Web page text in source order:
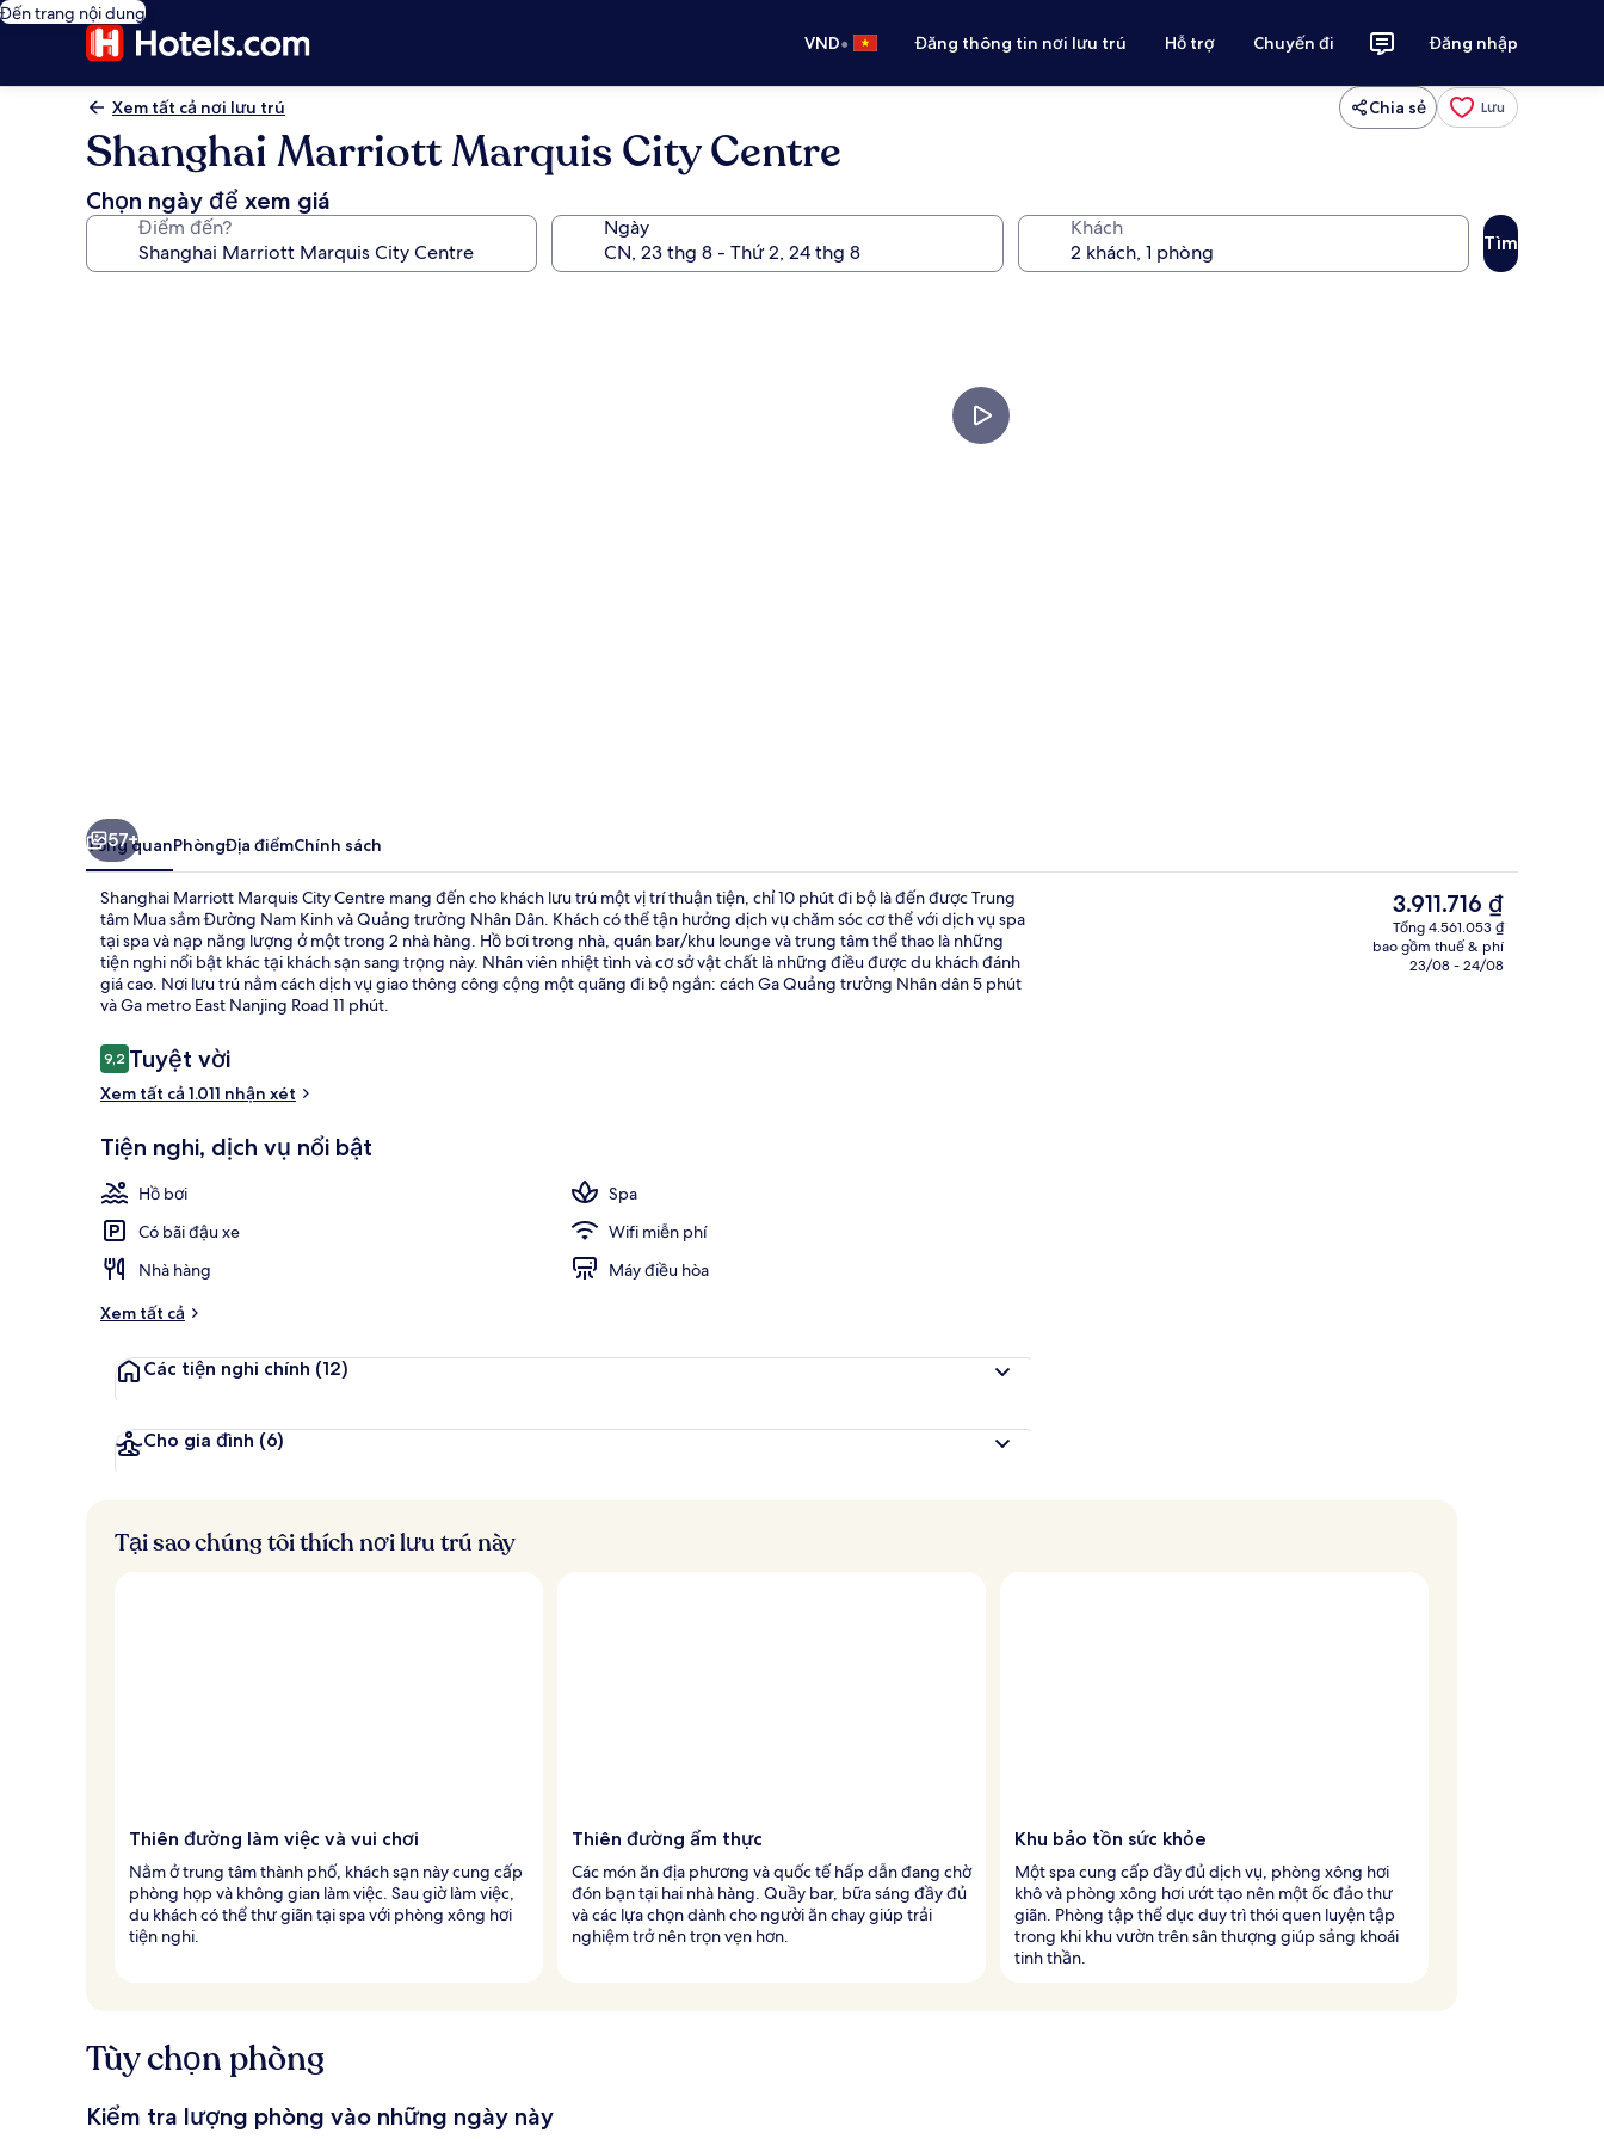
Đến trang nội dung
VND• Đăng thông tin nơi lưu trú Hỗ trợ Chuyến đi Đăng nhập
Xem tất cả nơi lưu trú Chia sẻ Lưu
Shanghai Marriott Marquis City Centre
Chọn ngày để xem giá
Điểm đến? Ngày Khách
Tìm
Hồ bơi trong nhà Chăn bông, minibar, két bảo mật tại
57+
Tổng quanPhòngĐịa điểmChính sách
Shanghai Marriott Marquis City Centre mang đến cho khách lưu trú một vị trí thuận tiện, chỉ 10 phút đi bộ là đến được Trung
tâm Mua sắm Đường Nam Kinh và Quảng trường Nhân Dân. Khách có thể tận hưởng dịch vụ chăm sóc cơ thể với dịch vụ spa
tại spa và nạp năng lượng ở một trong 2 nhà hàng. Hồ bơi trong nhà, quán bar/khu lounge và trung tâm thể thao là những
tiện nghi nổi bật khác tại khách sạn sang trọng này. Nhân viên nhiệt tình và cơ sở vật chất là những điều được du khách đánh
giá cao. Nơi lưu trú nằm cách dịch vụ giao thông công cộng một quãng đi bộ ngắn: cách Ga Quảng trường Nhân dân 5 phút
và Ga metro East Nanjing Road 11 phút.
Nhận
xét
9,29,2 trên 10,
Tuyệt vời
Xem tất cả 1.011 nhận xét
Tiện nghi, dịch vụ nổi bật
Hồ bơi
Spa
Có bãi đậu xe
Wifi miễn phí
Nhà hàng
Máy điều hòa
Xem tất cả
Các tiện nghi chính (12)
Cho gia đình (6)
Giá
hiện
tại
3.911.716 ₫
Tổng 4.561.053 ₫
bao gồm thuế & phí
23/08 - 24/08
Tại sao chúng tôi thích nơi lưu trú này
Thiên đường làm việc và vui chơi
Nằm ở trung tâm thành phố, khách sạn này cung cấp
phòng họp và không gian làm việc. Sau giờ làm việc,
du khách có thể thư giãn tại spa với phòng xông hơi
tiện nghi.
Thiên đường ẩm thực
Các món ăn địa phương và quốc tế hấp dẫn đang chờ
đón bạn tại hai nhà hàng. Quầy bar, bữa sáng đầy đủ
và các lựa chọn dành cho người ăn chay giúp trải
nghiệm trở nên trọn vẹn hơn.
Khu bảo tồn sức khỏe
Một spa cung cấp đầy đủ dịch vụ, phòng xông hơi
khô và phòng xông hơi ướt tạo nên một ốc đảo thư
giãn. Phòng tập thể dục duy trì thói quen luyện tập
trong khi khu vườn trên sân thượng giúp sảng khoái
tinh thần.
Tùy chọn phòng
Kiểm tra lượng phòng vào những ngày này